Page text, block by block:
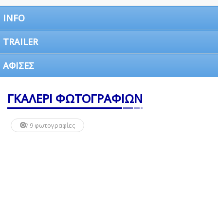
INFO
TRAILER
ΑΦΙΣΕΣ
ΓΚΑΛΕΡΙ ΦΩΤΟΓΡΑΦΙΩΝ
9 φωτογραφίες